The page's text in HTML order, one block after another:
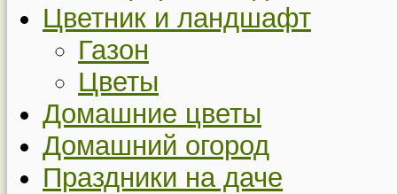
Цветник и ландшафт
Газон
Цветы
Домашние цветы
Домашний огород
Праздники на даче